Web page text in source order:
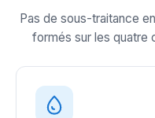
Pas de sous-traitance
formés sur les quatre